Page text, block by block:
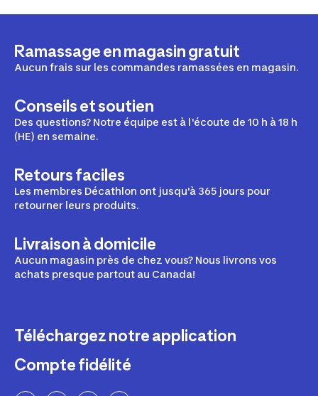
Ramassage en magasin gratuit
Aucun frais sur les commandes ramassées en magasin.
Conseils et soutien
Des questions? Notre équipe est à l'écoute de 10 h à 18 h
(HE) en semaine.
Retours faciles
Les membres Décathlon ont jusqu'à 365 jours pour
retourner leurs produits.
Livraison à domicile
Aucun magasin près de chez vous? Nous livrons vos
achats presque partout au Canada!
Téléchargez notre application
Compte fidélité